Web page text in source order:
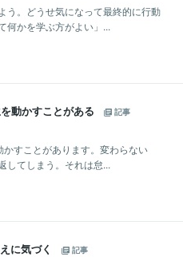
う。どうせ気になって最終的に行動
何かを学ぶ方がよい」...
動かすことがある
記事
かすことがあります。変わらない
してしまう。それは怠...
に気づく
記事